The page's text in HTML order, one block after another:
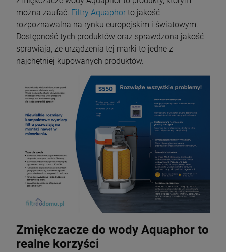
można zaufać. Filtry Aquaphor to jakość
rozpoznawalna na rynku europejskim i światowym.
Dostępność tych produktów oraz sprawdzona jakość
sprawiają, że urządzenia tej marki to jedne z
najchętniej kupowanych produktów.
Zmiękczacze do wody Aquaphor to
realne korzyści